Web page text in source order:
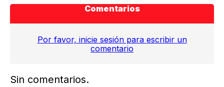
Comentarios
Por favor, inicie sesión para escribir un
comentario
Sin comentarios.